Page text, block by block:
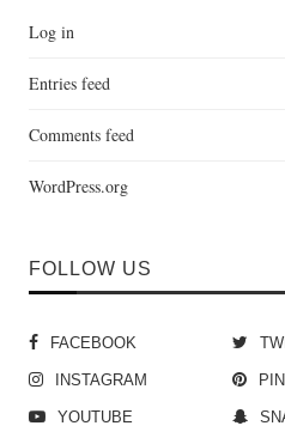
Log in
Entries feed
Comments feed
WordPress.org
FOLLOW US
FACEBOOK
INSTAGRAM
YOUTUBE